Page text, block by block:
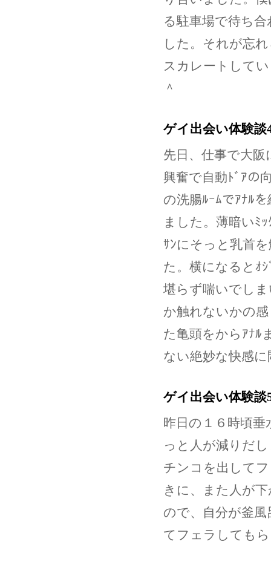
る駐車場で待ち
した。それが忘
スカレートして
＾
ゲイ出会い体験談
先日、仕事で大
興奮で自動ﾄﾞｱの
の洗腸ﾙｰﾑでｱﾅﾙ
ました。薄暗いﾐ
ｻﾝにそっと乳首
た。横になるとｵ
堪らず喘いでし
か触れないかの
た亀頭をからｱﾅﾙ
ない絶妙な快感
ゲイ出会い体験談
昨日の１６時頃
っと人が減りだ
チンコを出して
きに、また人が
ので、自分が釜
てフェラしても